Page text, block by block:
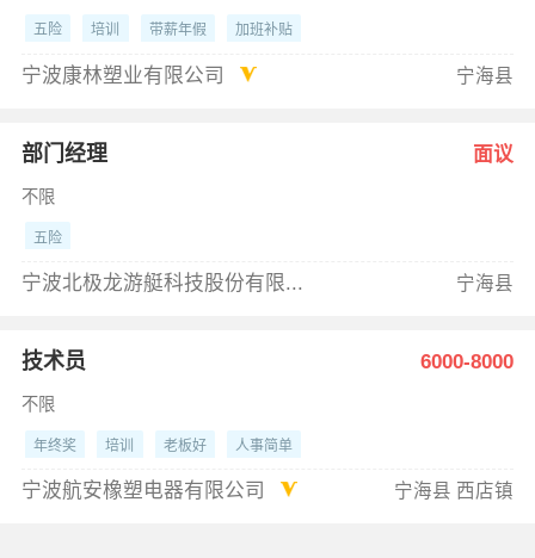
五险 培训 带薪年假 加班补贴
宁波康林塑业有限公司 宁海县
部门经理 面议
不限
五险
宁波北极龙游艇科技股份有限... 宁海县
技术员 6000-8000
不限
年终奖 培训 老板好 人事简单
宁波航安橡塑电器有限公司 宁海县 西店镇